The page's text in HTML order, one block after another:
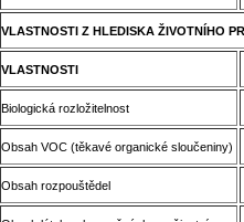
VLASTNOSTI Z HLEDISKA ŽIVOTNÍHO
VLASTNOSTI
Biologická rozložitelnost
Obsah VOC (těkavé organické sloučeniny)
Obsah rozpouštědel